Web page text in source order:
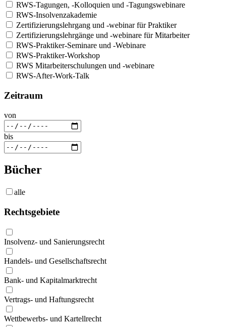
RWS-Tagungen, -Kolloquien und -Tagungswebinare
RWS-Insolvenzakademie
Zertifizierungslehrgang und -webinar für Praktiker
Zertifizierungslehrgänge und -webinare für Mitarbeiter
RWS-Praktiker-Seminare und -Webinare
RWS-Praktiker-Workshop
RWS Mitarbeiterschulungen und -webinare
RWS-After-Work-Talk
Zeitraum
von
bis
Bücher
alle
Rechtsgebiete
Insolvenz- und Sanierungsrecht
Handels- und Gesellschaftsrecht
Bank- und Kapitalmarktrecht
Vertrags- und Haftungsrecht
Wettbewerbs- und Kartellrecht